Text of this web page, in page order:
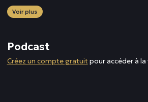
Voir plus
Podcast
Créez un compte gratuit pour accéder à